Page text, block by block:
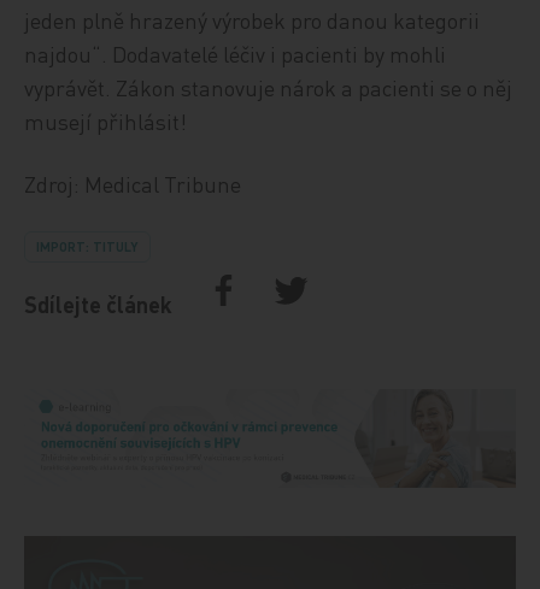
jeden plně hrazený výrobek pro danou kategorii
najdou“. Dodavatelé léčiv i pacienti by mohli
vyprávět. Zákon stanovuje nárok a pacienti se o něj
musejí přihlásit!
Zdroj: Medical Tribune
IMPORT: TITULY
Sdílejte článek